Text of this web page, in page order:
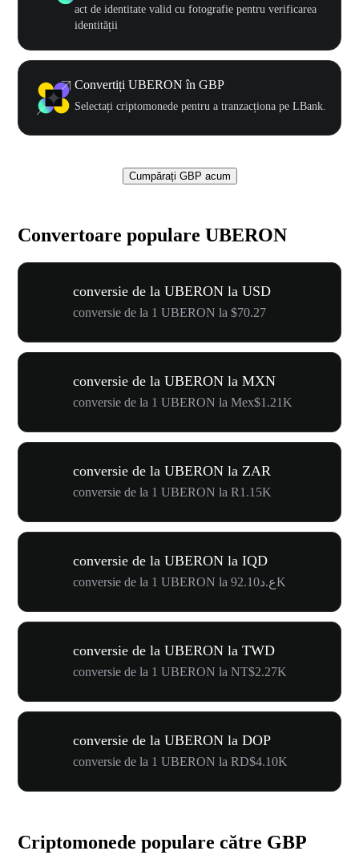
act de identitate valid cu fotografie pentru verificarea
identității
Convertiți UBERON în GBP
Selectați criptomonede pentru a tranzacționa pe LBank.
Cumpărați GBP acum
Convertoare populare UBERON
conversie de la UBERON la USD
conversie de la 1 UBERON la $70.27
conversie de la UBERON la MXN
conversie de la 1 UBERON la Mex$1.21K
conversie de la UBERON la ZAR
conversie de la 1 UBERON la R1.15K
conversie de la UBERON la IQD
conversie de la 1 UBERON la ع.د92.10K
conversie de la UBERON la TWD
conversie de la 1 UBERON la NT$2.27K
conversie de la UBERON la DOP
conversie de la 1 UBERON la RD$4.10K
Criptomonede populare către GBP